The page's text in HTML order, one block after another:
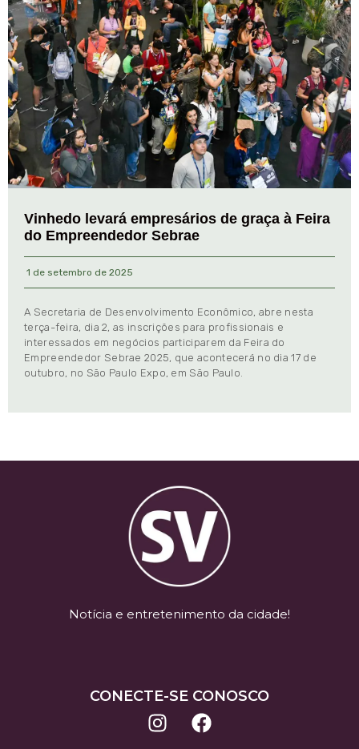
Vinhedo levará empresários de graça à Feira
do Empreendedor Sebrae
1 de setembro de 2025
A Secretaria de Desenvolvimento Econômico, abre nesta
terça-feira, dia 2, as inscrições para profissionais e
interessados em negócios participarem da Feira do
Empreendedor Sebrae 2025, que acontecerá no dia 17 de
outubro, no São Paulo Expo, em São Paulo.
Notícia e entretenimento da cidade!
CONECTE-SE CONOSCO